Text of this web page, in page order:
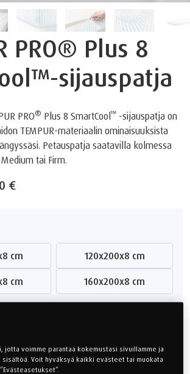
PRO® Plus 8
sijauspatja
PRO®️ Plus 8 SmartCool™️ -sijauspatja on
TEMPUR-materiaalin ominaisuuksista
Petauspatja saatavilla kolmessa
tai Firm.
€
cm 120x200x8 cm
cm 160x200x8 cm
jotta voimme parantaa kokemustasi sivuillamme ja
Voit hyväksyä kaikki evästeet tai muokata